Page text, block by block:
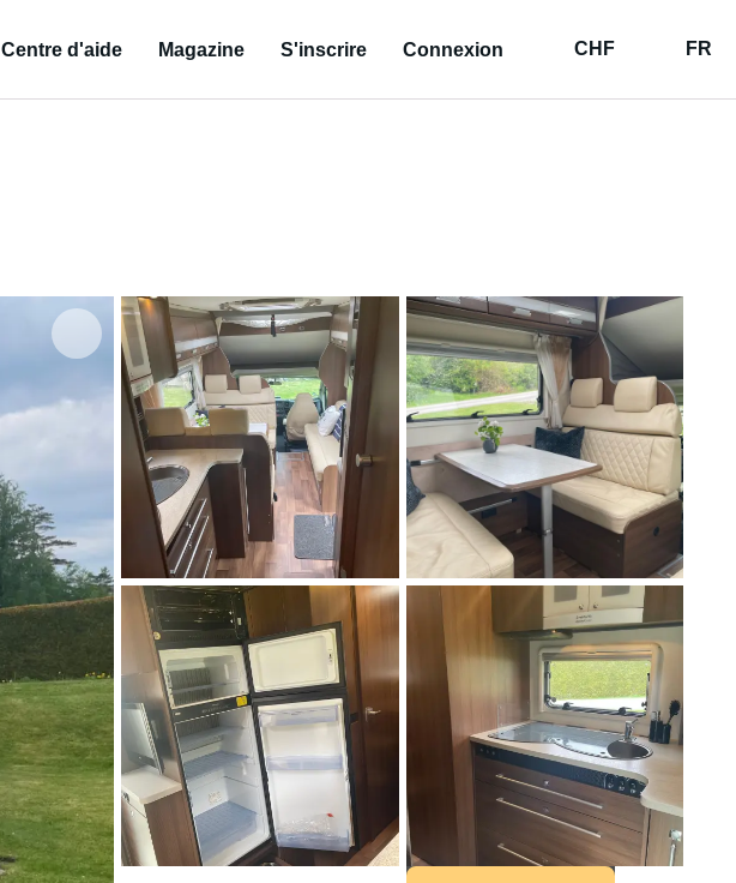
Centre d'aide Magazine S'inscrire Connexion CHF FR